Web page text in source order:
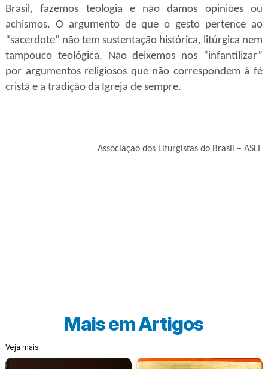
Brasil,fazemos teologia e não damos opiniões ou
achismos. O argumento de que o gesto pertence ao
“sacerdote” não tem sustentação histórica, litúrgica nem
tampouco teológica. Não deixemos nos “infantilizar”
por argumentos religiosos que não correspondem à fé
cristã e a tradição da Igreja de sempre.
Associação dos Liturgistas do Brasil – ASLI
Mais emArtigos
Veja mais